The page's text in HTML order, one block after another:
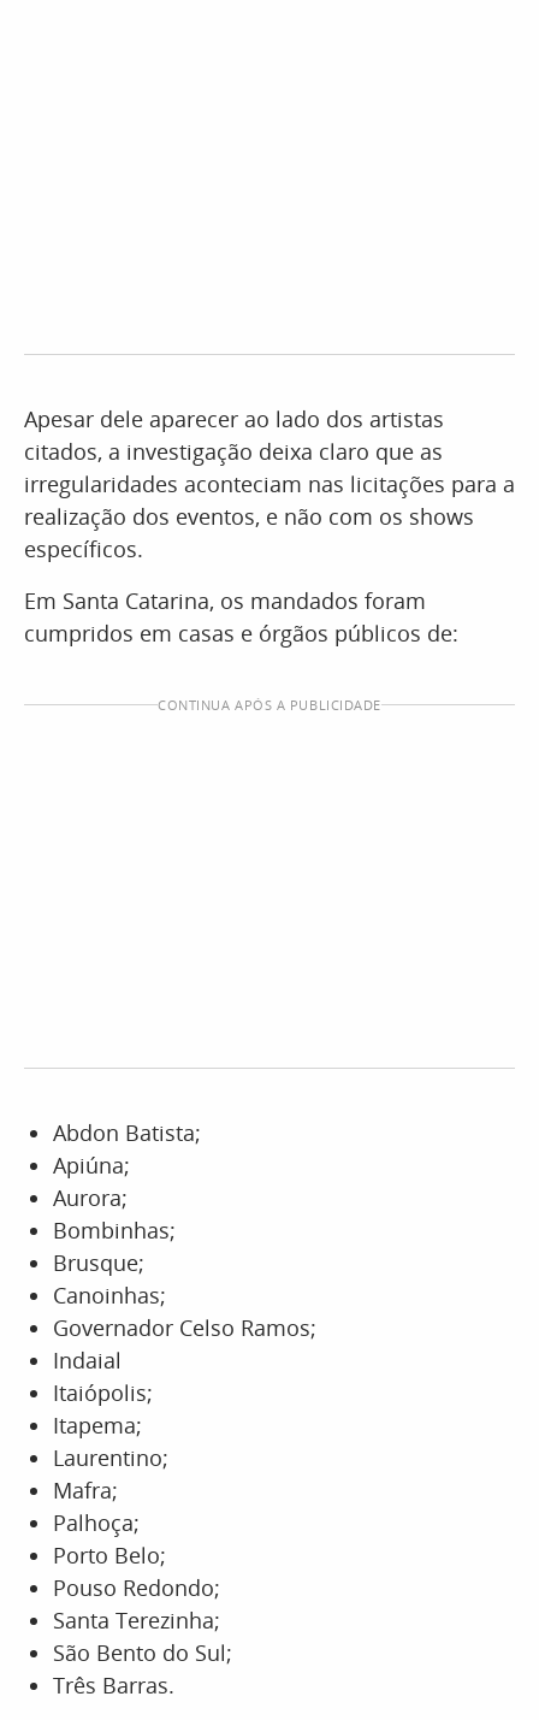
Apesar dele aparecer ao lado dos artistas
citados, a investigação deixa claro que as
irregularidades aconteciam nas licitações para a
realização dos eventos, e não com os shows
específicos.
Em Santa Catarina, os mandados foram
cumpridos em casas e órgãos públicos de:
CONTINUA APÓS A PUBLICIDADE
Abdon Batista;
Apiúna;
Aurora;
Bombinhas;
Brusque;
Canoinhas;
Governador Celso Ramos;
Indaial
Itaiópolis;
Itapema;
Laurentino;
Mafra;
Palhoça;
Porto Belo;
Pouso Redondo;
Santa Terezinha;
São Bento do Sul;
Três Barras.